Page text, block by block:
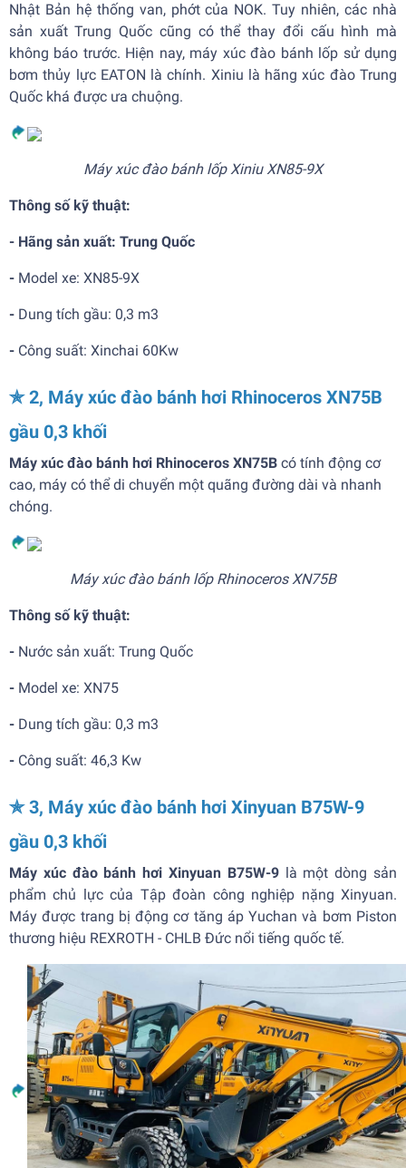
Nhật Bản hệ thống van, phớt của NOK. Tuy nhiên, các nhà
sản xuất Trung Quốc cũng có thể thay đổi cấu hình mà
không báo trước. Hiện nay, máy xúc đào bánh lốp sử dụng
bơm thủy lực EATON là chính. Xiniu là hãng xúc đào Trung
Quốc khá được ưa chuộng.
Máy xúc đào bánh lốp Xiniu XN85-9X
Thông số kỹ thuật:
- Hãng sản xuất: Trung Quốc
- Model xe: XN85-9X
- Dung tích gầu: 0,3 m3
- Công suất: Xinchai 60Kw
✯ 2, Máy xúc đào bánh hơi Rhinoceros XN75B
gầu 0,3 khối
Máy xúc đào bánh hơi Rhinoceros XN75B có tính động cơ
cao, máy có thể di chuyển một quãng đường dài và nhanh
chóng.
Máy xúc đào bánh lốp Rhinoceros XN75B
Thông số kỹ thuật:
- Nước sản xuất: Trung Quốc
- Model xe: XN75
- Dung tích gầu: 0,3 m3
- Công suất: 46,3 Kw
✯ 3, Máy xúc đào bánh hơi Xinyuan B75W-9
gầu 0,3 khối
Máy xúc đào bánh hơi Xinyuan B75W-9 là một dòng sản
phẩm chủ lực của Tập đoàn công nghiệp nặng Xinyuan.
Máy được trang bị động cơ tăng áp Yuchan và bơm Piston
thương hiệu REXROTH - CHLB Đức nổi tiếng quốc tế.